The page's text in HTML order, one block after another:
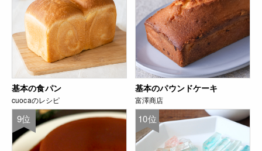
基本の食パン
cuocaのレシピ
基本のパウンドケーキ
富澤商店
9位 10位